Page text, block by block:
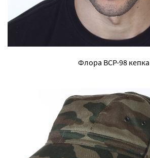
Флора ВСР-98 кепка